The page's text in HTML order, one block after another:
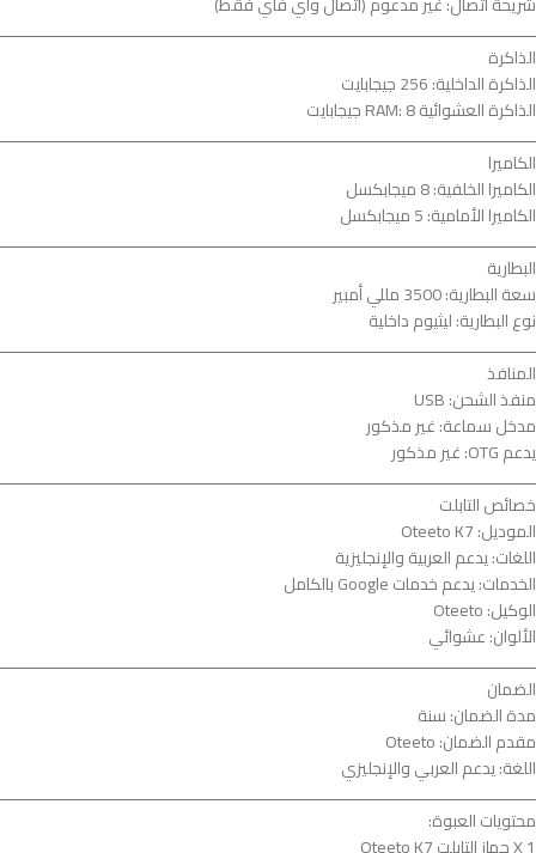
الذاكرة
الذاكرة الداخلية: 256 جيجابايت
الذاكرة العشوائية RAM: 8 جيجابايت
الكاميرا
الكاميرا الخلفية: 8 ميجابكسل
الكاميرا الأمامية: 5 ميجابكسل
البطارية
سعة البطارية: 3500 مللي أمبير
نوع البطارية: ليثيوم داخلية
المنافذ
منفذ الشحن: USB
مدخل سماعة: غير مذكور
يدعم OTG: غير مذكور
خصائص التابلت
الموديل: Oteeto K7
اللغات: يدعم العربية والإنجليزية
الخدمات: يدعم خدمات Google بالكامل
الوكيل: Oteeto
الألوان: عشوائي
الضمان
مدة الضمان: سنة
مقدم الضمان: Oteeto
اللغة: يدعم العربي والإنجليزي
محتويات العبوة: